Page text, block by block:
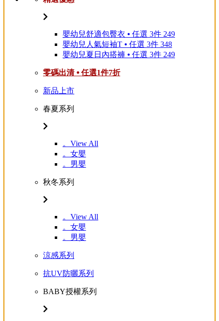
嬰幼兒舒適包臀衣 ⦁ 任選 3件 249
嬰幼兒人氣短袖T ⦁ 任選 3件 348
嬰幼兒夏日內搭褲 ⦁ 任選 3件 249
零碼出清 ⦁ 任選1件7折
新品上市
春夏系列
。View All
。女嬰
。男嬰
秋冬系列
。View All
。女嬰
。男嬰
涼感系列
抗UV防曬系列
BABY授權系列